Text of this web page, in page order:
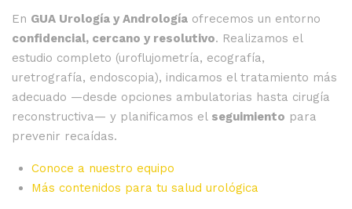
En GUA Urología y Andrología ofrecemos un entorno
confidencial, cercano y resolutivo. Realizamos el
estudio completo (uroflujometría, ecografía,
uretrografía, endoscopia), indicamos el tratamiento más
adecuado —desde opciones ambulatorias hasta cirugía
reconstructiva— y planificamos el seguimiento para
prevenir recaídas.
Conoce a nuestro equipo
Más contenidos para tu salud urológica